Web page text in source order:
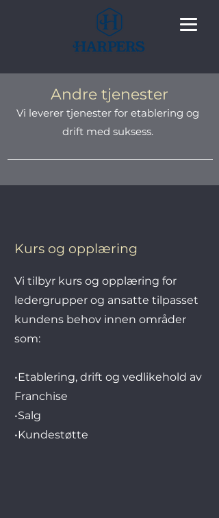
Andre tjenester
Vi leverer tjenester for etablering og
drift med suksess.
Kurs og opplæring
Vi tilbyr kurs og opplæring for
ledergrupper og ansatte tilpasset
kundens behov innen områder
som:
•Etablering, drift og vedlikehold av
Franchise
•Salg
•Kundestøtte